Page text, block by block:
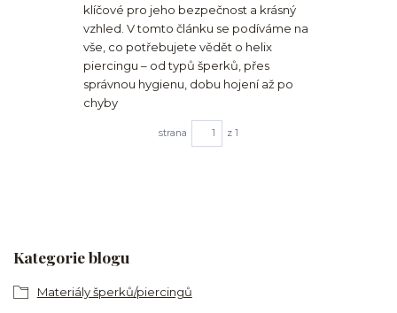
Kategorie blogu
Materiály šperků/piercingů
klíčové pro jeho bezpečnost a krásný
vzhled. V tomto článku se podíváme na
vše, co potřebujete vědět o helix
piercingu – od typů šperků, přes
správnou hygienu, dobu hojení až po
chyby
strana z 1